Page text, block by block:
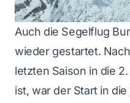
Auch die Segelflug
wieder gestartet.
letzten Saison in die
ist, war der Start in